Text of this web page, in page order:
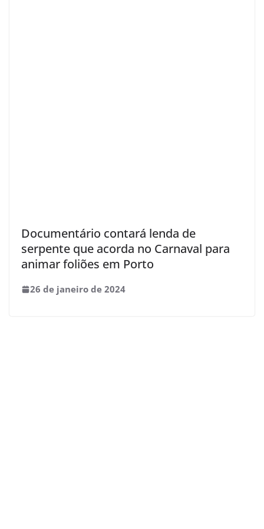
Documentário contará lenda de
serpente que acorda no Carnaval para
animar foliões em Porto
26 de janeiro de 2024